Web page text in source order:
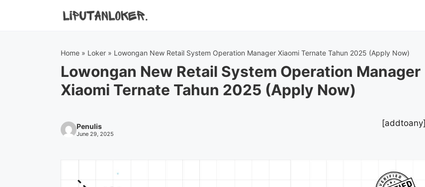
Home » Loker » Lowongan New Retail System Operation Manager Xiaomi Ternate Tahun 2025 (Apply Now)
Lowongan New Retail System Operation Manager
Xiaomi Ternate Tahun 2025 (Apply Now)
Penulis
June 29, 2025
[addtoany]